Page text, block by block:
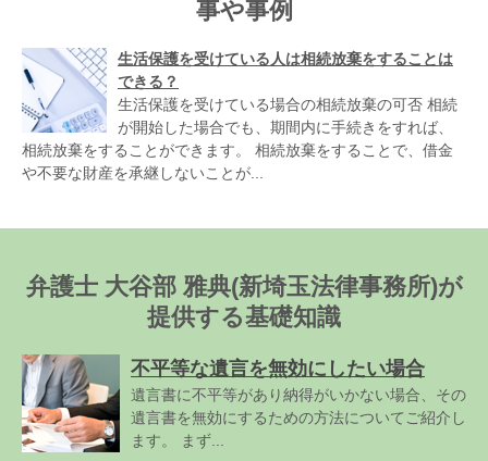
事や事例
生活保護を受けている人は相続放棄をすることは
できる？
生活保護を受けている場合の相続放棄の可否 相続
が開始した場合でも、期間内に手続きをすれば、
相続放棄をすることができます。 相続放棄をすることで、借金
や不要な財産を承継しないことが...
弁護士 大谷部 雅典(新埼玉法律事務所)が
提供する基礎知識
不平等な遺言を無効にしたい場合
遺言書に不平等があり納得がいかない場合、その
遺言書を無効にするための方法についてご紹介し
ます。 まず...